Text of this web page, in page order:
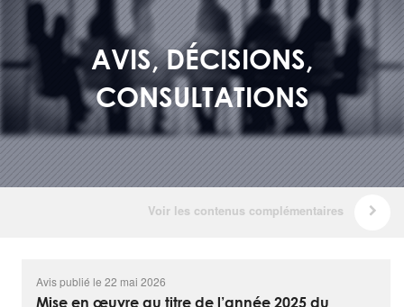
AVIS, DÉCISIONS,
CONSULTATIONS
Avis publié le 22 mai 2026
Mise en œuvre au titre de l’année 2025 du